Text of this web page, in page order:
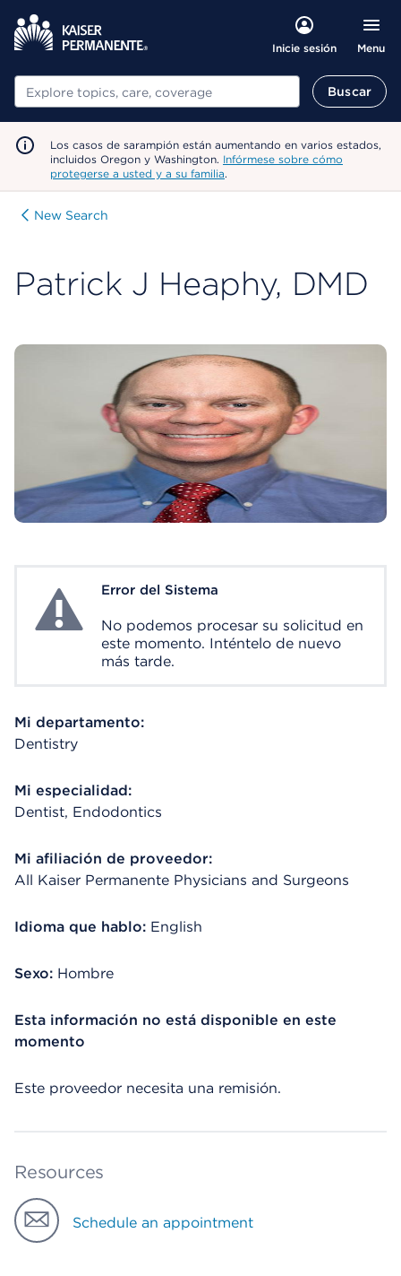
Inicie sesión Menu
Buscar Buscar
Los casos de sarampión están aumentando en varios estados,
incluidos Oregon y Washington. Infórmese sobre cómo
protegerse a usted y a su familia.
New Search
Patrick J Heaphy, DMD
System ErrorError del Sistema
No podemos procesar su solicitud en
este momento. Inténtelo de nuevo
más tarde.
Mi departamento:
Dentistry
Mi especialidad:
Dentist, Endodontics
Mi afiliación de proveedor:
All Kaiser Permanente Physicians and Surgeons
Idioma que hablo: English
Sexo: Hombre
Esta información no está disponible en este
momento
Este proveedor necesita una remisión.
Resources
Schedule an appointment